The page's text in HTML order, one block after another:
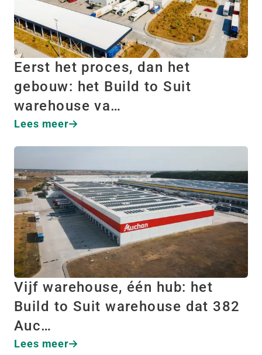
Eerst het proces, dan het
gebouw: het Build to Suit
warehouse va…
Lees meer
Vijf warehouse, één hub: het
Build to Suit warehouse dat 382
Auc…
Lees meer